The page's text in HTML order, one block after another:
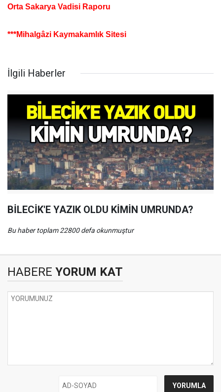
Orta Sakarya Vadisi Raporu
***Mihalgâzi Kaymakamlık Sitesi
İlgili Haberler
BİLECİK'E YAZIK OLDU KİMİN UMRUNDA?
Bu haber toplam 22800 defa okunmuştur
HABERE YORUM KAT